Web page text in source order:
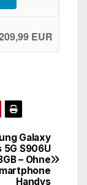
EUR
Galaxy
5G S906U
– Ohne
Handys